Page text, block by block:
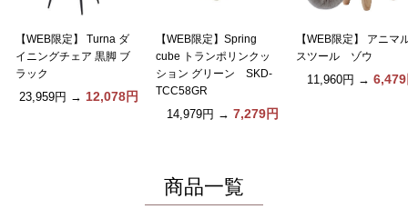
【WEB限定】 Turna ダ
イニングチェア 黒脚 ブ
ラック
23,959円 → 12,078円
【WEB限定】Spring
cube トランポリンクッ
ション グリーン SKD-
TCC58GR
14,979円 → 7,279円
【WEB限定】 アニマ
スツール ゾウ
11,960円 →
商品一覧